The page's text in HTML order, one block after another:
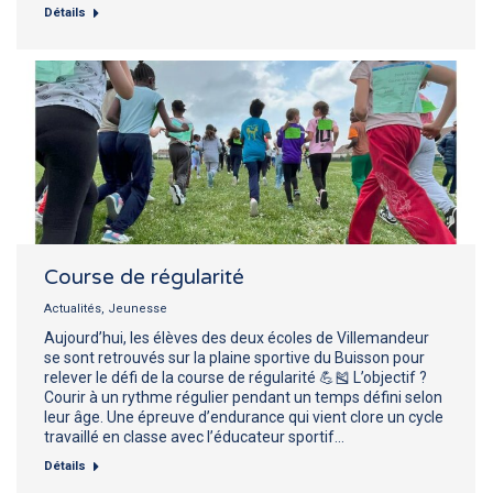
Détails
Course de régularité
Actualités, Jeunesse
Aujourd’hui, les élèves des deux écoles de Villemandeur
se sont retrouvés sur la plaine sportive du Buisson pour
relever le défi de la course de régularité 💪🎽 L’objectif ?
Courir à un rythme régulier pendant un temps défini selon
leur âge. Une épreuve d’endurance qui vient clore un cycle
travaillé en classe avec l’éducateur sportif…
Détails